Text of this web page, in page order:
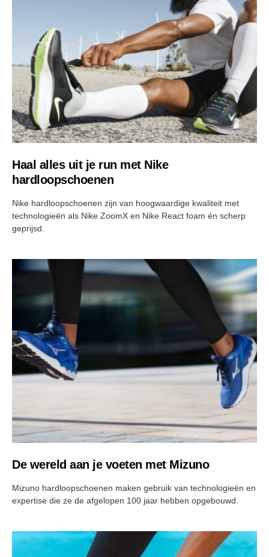
Haal alles uit je run met Nike
hardloopschoenen
Nike hardloopschoenen zijn van hoogwaardige kwaliteit met
technologieën als Nike ZoomX en Nike React foam én scherp
geprijsd.
De wereld aan je voeten met Mizuno
Mizuno hardloopschoenen maken gebruik van technologieën en
expertise die ze de afgelopen 100 jaar hebben opgebouwd.